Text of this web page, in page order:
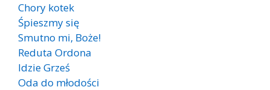
Chory kotek
Śpieszmy się
Smutno mi, Boże!
Reduta Ordona
Idzie Grześ
Oda do młodości